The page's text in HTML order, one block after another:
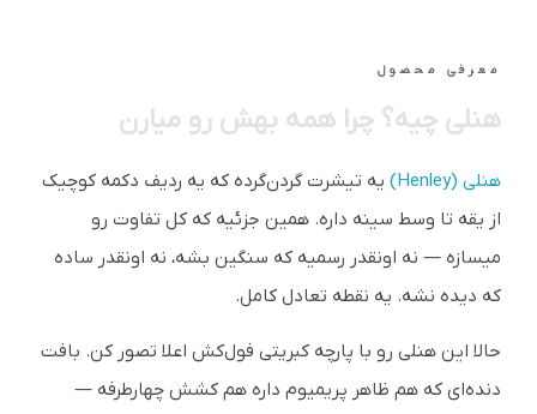
معرفی محصول
هنلی چیه؟ چرا همه بهش رو میارن
هنلی (Henley)
یه تیشرت گردن‌گرده که یه ردیف دکمه کوچیک
از یقه تا وسط سینه داره. همین جزئیه که کل تفاوت رو
میسازه — نه اونقدر رسمیه که سنگین بشه، نه اونقدر ساده
که دیده نشه. یه نقطه تعادل کامل.
حالا این هنلی رو با پارچه کبریتی فول‌کش اعلا تصور کن. بافت
دنده‌ای که هم ظاهر پریمیوم داره هم کشش چهارطرفه —